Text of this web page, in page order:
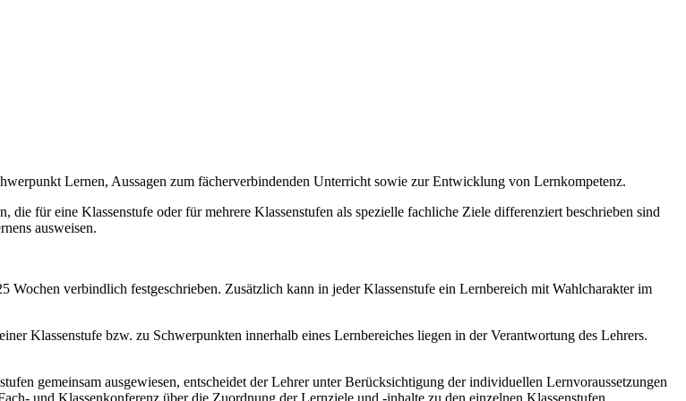
Lernen, Aussagen zum fächerverbindenden Unterricht sowie zur Entwicklung von Lernkompetenz.
für eine Klassenstufe oder für mehrere Klassenstufen als spezielle fachliche Ziele differenziert beschrieben sind
ausweisen.
verbindlich festgeschrieben. Zusätzlich kann in jeder Klassenstufe ein Lernbereich mit Wahlcharakter im
Klassenstufe bzw. zu Schwerpunkten innerhalb eines Lernbereiches liegen in der Verantwortung des Lehrers.
gemeinsam ausgewiesen, entscheidet der Lehrer unter Berücksichtigung der individuellen Lernvoraussetzungen